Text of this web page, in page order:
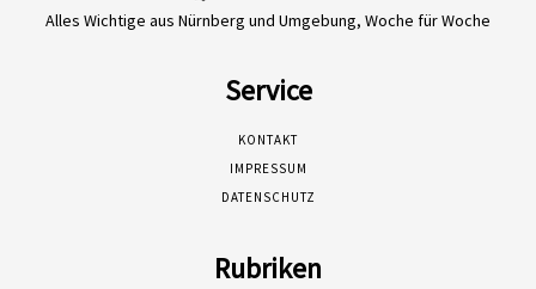
Alles Wichtige aus Nürnberg und Umgebung, Woche für Woche
Service
KONTAKT
IMPRESSUM
DATENSCHUTZ
Rubriken